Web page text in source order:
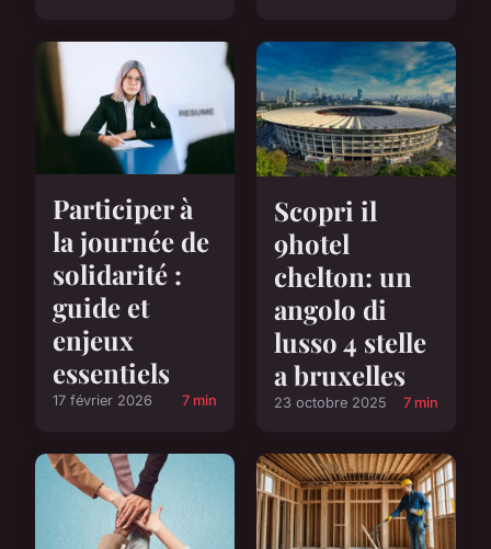
Participer à
la journée de
solidarité :
guide et
enjeux
essentiels
17 février 2026 7 min
Scopri il
9hotel
chelton: un
angolo di
lusso 4 stelle
a bruxelles
23 octobre 2025 7 min